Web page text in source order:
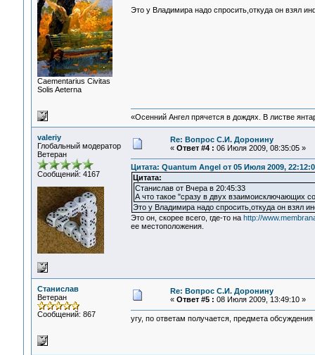
Сaementarius Civitas
Solis Aeterna
Это у Владимира надо спросить,откуда он взял
«Осенний Ангел прячется в дождях. В листве
valeriy
Глобальный модератор
Ветеран
Сообщений: 4167
Re: Вопрос С.И. Доронину
« Ответ #4 : 06 Июля 2009, 08:35:05 »
Цитата: Quantum Angel от 05 Июля 2009,
Цитата:
Станислав от Вчера в 20:45:33
А что такое "сразу в двух взаимоисключающих
Это у Владимира надо спросить,откуда он взял
Это он, скорее всего, где-то на http://
ее местоположения.
Станислав
Ветеран
Сообщений: 867
Re: Вопрос С.И. Доронину
« Ответ #5 : 08 Июля 2009, 13:49:10 »
угу, по ответам получается, предмета